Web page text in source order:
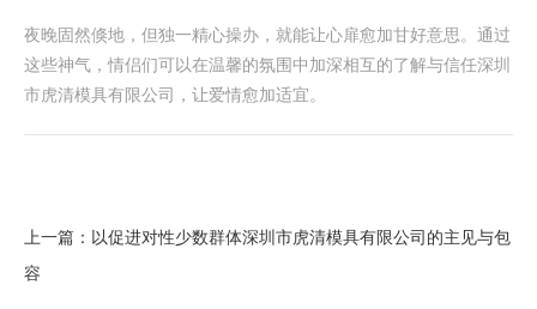
夜晚固然倏地，但独一精心操办，就能让心扉愈加甘好意思。通过
这些神气，情侣们可以在温馨的氛围中加深相互的了解与信任深圳
市虎清模具有限公司，让爱情愈加适宜。
上一篇： 以促进对性少数群体深圳市虎清模具有限公司的主见与包
容